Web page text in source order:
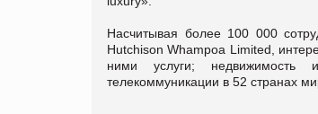
Насчитывая более 100 000
Hutchison Whampoa Limited,
ними услуги; недвижимость и
телекоммуникации в 52 странах